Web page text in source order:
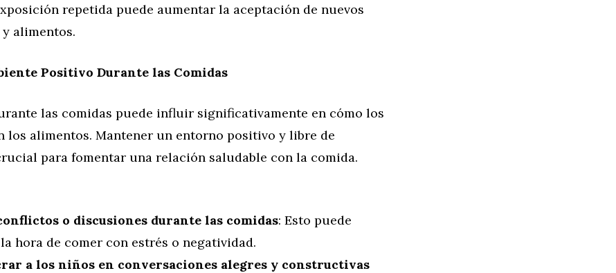
repetida puede aumentar la aceptación de nuevos
y alimentos.
Positivo Durante las Comidas
las comidas puede influir significativamente en cómo los
los alimentos. Mantener un entorno positivo y libre de
para fomentar una relación saludable con la comida.
o discusiones durante las comidas: Esto puede
hora de comer con estrés o negatividad.
a los niños en conversaciones alegres y constructivas